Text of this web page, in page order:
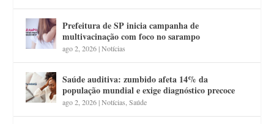
Prefeitura de SP inicia campanha de
multivacinação com foco no sarampo
ago 2, 2026|Notícias
Saúde auditiva: zumbido afeta 14% da
população mundial e exige diagnóstico precoce
ago 2, 2026|Notícias ,Saúde